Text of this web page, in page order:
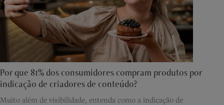
Por que 81% dos consumidores compram produtos por
indicação de criadores de conteúdo?
Muito além de visibilidade, entenda como a indicação de